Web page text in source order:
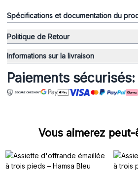
Spécifications et documentation du
Politique de Retour
Informations sur la livraison
Paiements sécurisés:
Vous aimerez peut-